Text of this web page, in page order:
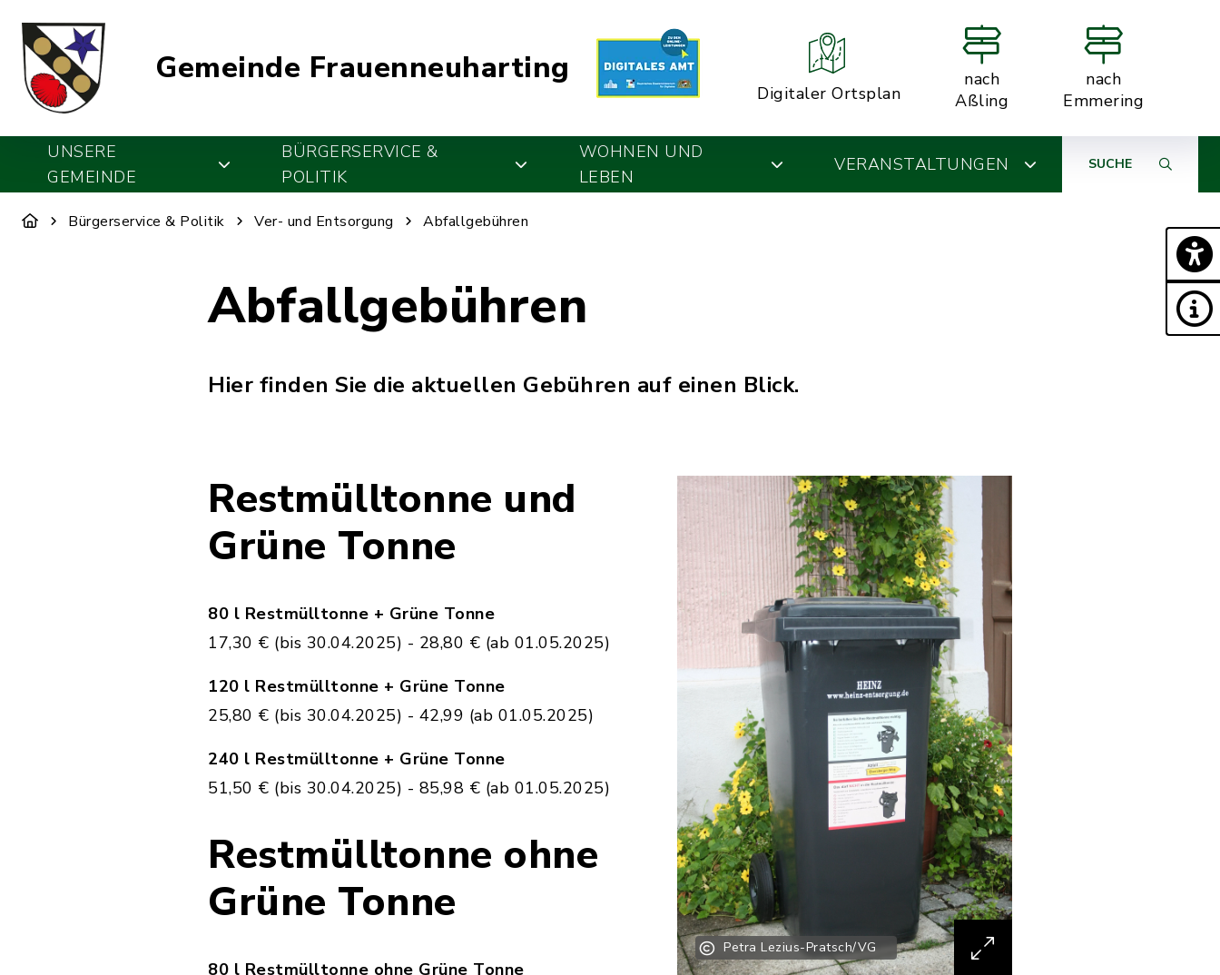
Gemeinde Frauenneuharting
Digitaler Ortsplan
nach
Aßling
nach
Emmering
UNSERE
GEMEINDE
BÜRGERSERVICE &
POLITIK
WOHNEN UND
LEBEN
VERANSTALTUNGEN SUCHE
Bürgerservice & Politik Ver- und Entsorgung Abfallgebühren
Abfallgebühren
Hier finden Sie die aktuellen Gebühren auf einen Blick.
Petra Lezius-Pratsch/VG
Restmülltonne und
Grüne Tonne
80 l Restmülltonne + Grüne Tonne
17,30 € (bis 30.04.2025) - 28,80 € (ab 01.05.2025)
120 l Restmülltonne + Grüne Tonne
25,80 € (bis 30.04.2025) - 42,99 (ab 01.05.2025)
240 l Restmülltonne + Grüne Tonne
51,50 € (bis 30.04.2025) - 85,98 € (ab 01.05.2025)
Restmülltonne ohne
Grüne Tonne
80 l Restmülltonne ohne Grüne Tonne